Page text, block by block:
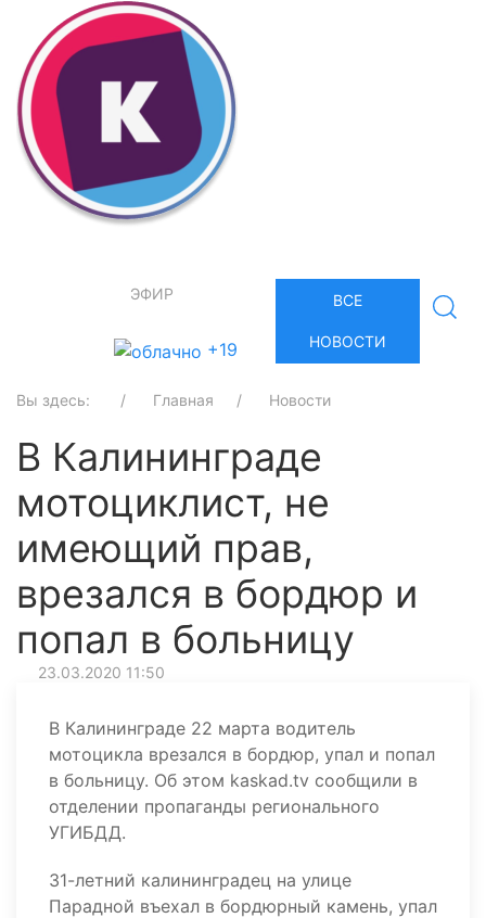
ЭФИР
+19
ВСЕ
НОВОСТИ
Вы здесь: Главная Новости
В Калининграде
мотоциклист, не
имеющий прав,
врезался в бордюр и
попал в больницу
23.03.2020 11:50
В Калининграде 22 марта водитель
мотоцикла врезался в бордюр, упал и попал
в больницу. Об этом kaskad.tv сообщили в
отделении пропаганды регионального
УГИБДД.
31-летний калининградец на улице
Парадной въехал в бордюрный камень, упал